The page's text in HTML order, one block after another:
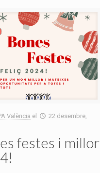
València el
22 desembre,
festes i millor